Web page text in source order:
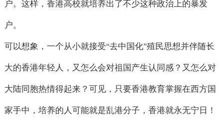
户。这样，香港高校就培养出了不少这种政治上的暴发
户。
可以想象，一个从小就接受“去中国化”殖民思想并伴随长
大的香港年轻人，又怎么会对祖国产生认同感？又怎么对
大陆同胞热情得起来？可见，只要香港教育掌握在西方国
家手中，培养的人可能就是乱港分子，香港就永无宁日！